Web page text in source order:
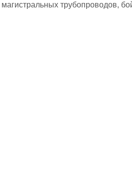
магистральных трубопроводов,